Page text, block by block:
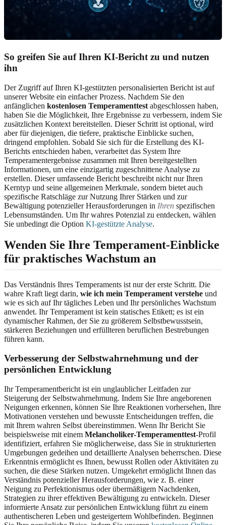
So greifen Sie auf Ihren KI-Bericht zu und nutzen
ihn
Der Zugriff auf Ihren KI-gestützten personalisierten Bericht ist auf
unserer Website ein einfacher Prozess. Nachdem Sie den
anfänglichen kostenlosen Temperamenttest abgeschlossen haben,
haben Sie die Möglichkeit, Ihre Ergebnisse zu verbessern, indem Sie
zusätzlichen Kontext bereitstellen. Dieser Schritt ist optional, wird
aber für diejenigen, die tiefere, praktische Einblicke suchen,
dringend empfohlen. Sobald Sie sich für die Erstellung des KI-
Berichts entschieden haben, verarbeitet das System Ihre
Temperamentergebnisse zusammen mit Ihren bereitgestellten
Informationen, um eine einzigartig zugeschnittene Analyse zu
erstellen. Dieser umfassende Bericht beschreibt nicht nur Ihren
Kerntyp und seine allgemeinen Merkmale, sondern bietet auch
spezifische Ratschläge zur Nutzung Ihrer Stärken und zur
Bewältigung potenzieller Herausforderungen in Ihren spezifischen
Lebensumständen. Um Ihr wahres Potenzial zu entdecken, wählen
Sie unbedingt die Option KI-gestützte Analyse.
Wenden Sie Ihre Temperament-Einblicke
für praktisches Wachstum an
Das Verständnis Ihres Temperaments ist nur der erste Schritt. Die
wahre Kraft liegt darin, wie ich mein Temperament verstehe und
wie es sich auf Ihr tägliches Leben und Ihr persönliches Wachstum
anwendet. Ihr Temperament ist kein statisches Etikett; es ist ein
dynamischer Rahmen, der Sie zu größerem Selbstbewusstsein,
stärkeren Beziehungen und erfüllteren beruflichen Bestrebungen
führen kann.
Verbesserung der Selbstwahrnehmung und der
persönlichen Entwicklung
Ihr Temperamentbericht ist ein unglaublicher Leitfaden zur
Steigerung der Selbstwahrnehmung. Indem Sie Ihre angeborenen
Neigungen erkennen, können Sie Ihre Reaktionen vorhersehen, Ihre
Motivationen verstehen und bewusste Entscheidungen treffen, die
mit Ihrem wahren Selbst übereinstimmen. Wenn Ihr Bericht Sie
beispielsweise mit einem Melancholiker-Temperamenttest-Profil
identifiziert, erfahren Sie möglicherweise, dass Sie in strukturierten
Umgebungen gedeihen und detaillierte Analysen beherrschen. Diese
Erkenntnis ermöglicht es Ihnen, bewusst Rollen oder Aktivitäten zu
suchen, die diese Stärken nutzen. Umgekehrt ermöglicht Ihnen das
Verständnis potenzieller Herausforderungen, wie z. B. einer
Neigung zu Perfektionismus oder übermäßigem Nachdenken,
Strategien zu ihrer effektiven Bewältigung zu entwickeln. Dieser
informierte Ansatz zur persönlichen Entwicklung führt zu einem
authentischeren Leben und gesteigertem Wohlbefinden. Beginnen